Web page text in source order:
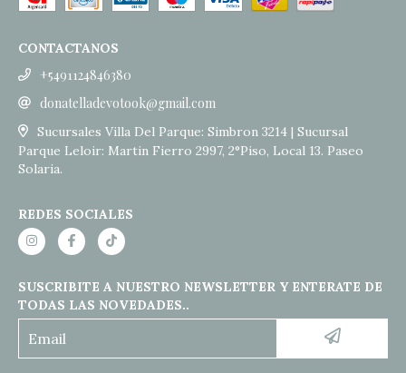
CONTACTANOS
+5491124846380
donatelladevotook@gmail.com
Sucursales Villa Del Parque: Simbron 3214 | Sucursal
Parque Leloir: Martin Fierro 2997, 2°Piso, Local 13. Paseo
Solaria.
REDES SOCIALES
SUSCRIBITE A NUESTRO NEWSLETTER Y ENTERATE DE
TODAS LAS NOVEDADES..